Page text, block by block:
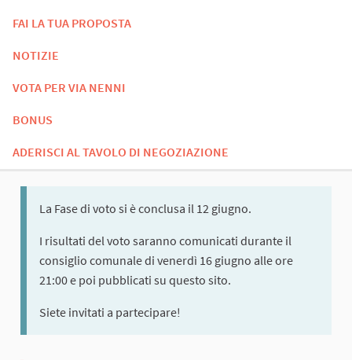
FAI LA TUA PROPOSTA
NOTIZIE
VOTA PER VIA NENNI
BONUS
ADERISCI AL TAVOLO DI NEGOZIAZIONE
La Fase di voto si è conclusa il 12 giugno.
I risultati del voto saranno comunicati durante il
consiglio comunale di venerdì 16 giugno alle ore
21:00 e poi pubblicati su questo sito.
Siete invitati a partecipare!